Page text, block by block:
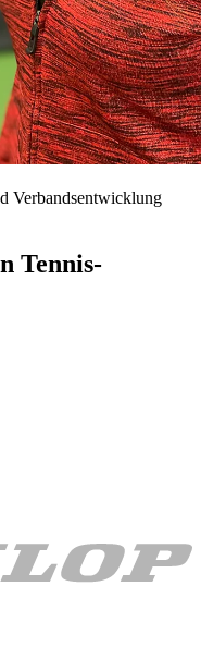
Verbandsentwicklung
Tennis-